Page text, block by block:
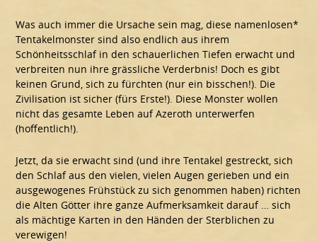
Was auch immer die Ursache sein mag, diese namenlosen*
Tentakelmonster sind also endlich aus ihrem
Schönheitsschlaf in den schauerlichen Tiefen erwacht und
verbreiten nun ihre grässliche Verderbnis! Doch es gibt
keinen Grund, sich zu fürchten (nur ein bisschen!). Die
Zivilisation ist sicher (fürs Erste!). Diese Monster wollen
nicht das gesamte Leben auf Azeroth unterwerfen
(hoffentlich!).
Jetzt, da sie erwacht sind (und ihre Tentakel gestreckt, sich
den Schlaf aus den vielen, vielen Augen gerieben und ein
ausgewogenes Frühstück zu sich genommen haben) richten
die Alten Götter ihre ganze Aufmerksamkeit darauf … sich
als mächtige Karten in den Händen der Sterblichen zu
verewigen!